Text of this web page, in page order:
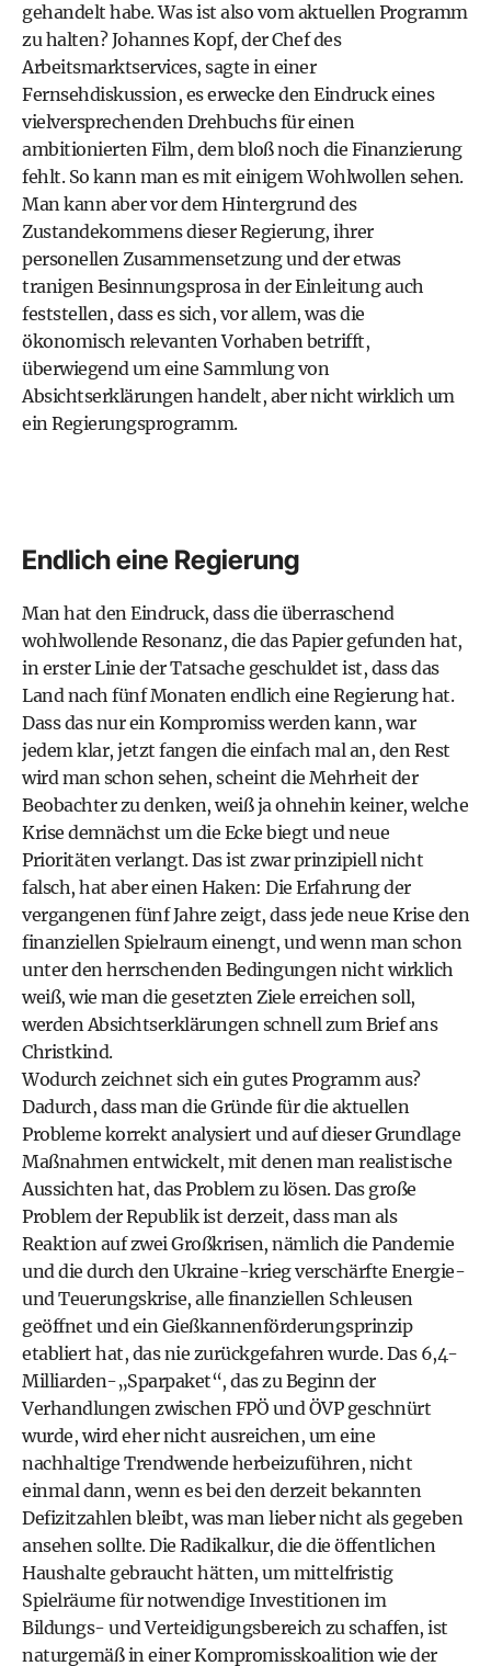
gehandelt habe. Was ist also vom aktuellen Programm
zu halten? Johannes Kopf, der Chef des
Arbeitsmarktservices, sagte in einer
Fernsehdiskussion, es erwecke den Eindruck eines
vielversprechenden Drehbuchs für einen
ambitionierten Film, dem bloß noch die Finanzierung
fehlt. So kann man es mit einigem Wohlwollen sehen.
Man kann aber vor dem Hintergrund des
Zustandekommens dieser Regierung, ihrer
personellen Zusammensetzung und der etwas
tranigen Besinnungsprosa in der Einleitung auch
feststellen, dass es sich, vor allem, was die
ökonomisch relevanten Vorhaben betrifft,
überwiegend um eine Sammlung von
Absichtserklärungen handelt, aber nicht wirklich um
ein Regierungsprogramm.
Endlich eine Regierung
Man hat den Eindruck, dass die überraschend
wohlwollende Resonanz, die das Papier gefunden hat,
in erster Linie der Tatsache geschuldet ist, dass das
Land nach fünf Monaten endlich eine Regierung hat.
Dass das nur ein Kompromiss werden kann, war
jedem klar, jetzt fangen die einfach mal an, den Rest
wird man schon sehen, scheint die Mehrheit der
Beobachter zu denken, weiß ja ohnehin keiner, welche
Krise demnächst um die Ecke biegt und neue
Prioritäten verlangt. Das ist zwar prinzipiell nicht
falsch, hat aber einen Haken: Die Erfahrung der
vergangenen fünf Jahre zeigt, dass jede neue Krise den
finanziellen Spielraum einengt, und wenn man schon
unter den herrschenden Bedingungen nicht wirklich
weiß, wie man die gesetzten Ziele erreichen soll,
werden Absichtserklärungen schnell zum Brief ans
Christkind.
Wodurch zeichnet sich ein gutes Programm aus?
Dadurch, dass man die Gründe für die aktuellen
Probleme korrekt analysiert und auf dieser Grundlage
Maßnahmen entwickelt, mit denen man realistische
Aussichten hat, das Problem zu lösen. Das große
Problem der Republik ist derzeit, dass man als
Reaktion auf zwei Großkrisen, nämlich die Pandemie
und die durch den Ukraine-krieg verschärfte Energie-
und Teuerungskrise, alle finanziellen Schleusen
geöffnet und ein Gießkannenförderungsprinzip
etabliert hat, das nie zurückgefahren wurde. Das 6,4-
Milliarden-„Sparpaket“, das zu Beginn der
Verhandlungen zwischen FPÖ und ÖVP geschnürt
wurde, wird eher nicht ausreichen, um eine
nachhaltige Trendwende herbeizuführen, nicht
einmal dann, wenn es bei den derzeit bekannten
Defizitzahlen bleibt, was man lieber nicht als gegeben
ansehen sollte. Die Radikalkur, die die öffentlichen
Haushalte gebraucht hätten, um mittelfristig
Spielräume für notwendige Investitionen im
Bildungs- und Verteidigungsbereich zu schaffen, ist
naturgemäß in einer Kompromisskoalition wie der